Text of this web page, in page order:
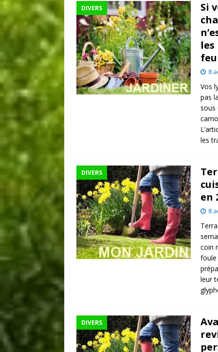
DIVERS
Si
8
Vos
pas
sous
les
DIVERS
en
8
coin
foule
leur
DIVERS